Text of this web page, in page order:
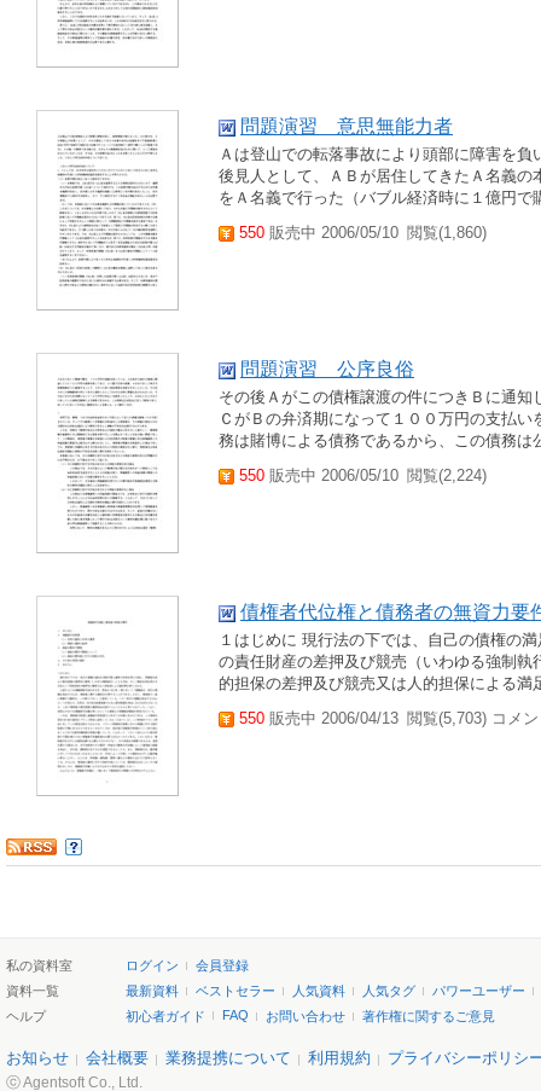
問題演習 意思無能力者
Ａは登山での転落事故により頭部に障害を
後見人として、ＡＢが居住してきたＡ名義
をＡ名義で行った（バブル経済時に１億円
550 販売中 2006/05/10 閲覧(1,860)
問題演習 公序良俗
その後Ａがこの債権譲渡の件につきＢに通
ＣがＢの弁済期になって１００万円の支払
務は賭博による債務であるから、この債務
550 販売中 2006/05/10 閲覧(2,224)
債権者代位権と債務者の無資力要
１はじめに 現行法の下では、自己の債権の
の責任財産の差押及び競売（いわゆる強制
的担保の差押及び競売又は人的担保による
550 販売中 2006/04/13 閲覧(5,703) コメ
私の資料室 ログイン
会員登録
資料一覧
最新資料 ベストセラー 人気資料 人気タグ
パワーユーザー
ヘルプ
初心者ガイド FAQ お問い合わせ 著作権に関するご意見
お知らせ 会社概要 業務提携について 利用規約 プライバシーポリシ
ⓒ Agentsoft Co., Ltd.